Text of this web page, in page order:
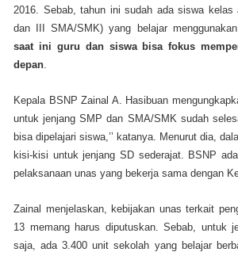
2016. Sebab, tahun ini sudah ada siswa
dan III SMA/SMK) yang belajar
saat ini guru dan siswa bisa fokus
depan
Kepala BSNP Zainal A. Hasibuan
untuk jenjang SMP dan SMA/SMK sudah
bisa dipelajari siswa,’’ katanya. Menurut dia,
kisi-kisi untuk jenjang SD sederajat. BSNP
pelaksanaan unas yang bekerja sama dengan
Zainal menjelaskan, kebijakan unas terkait
13 memang harus diputuskan. Sebab, untuk
saja, ada 3.400 unit sekolah yang belajar